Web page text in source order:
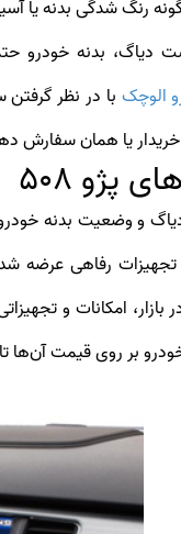
بدنه خودرو
الوچک با در نظر
یا همان سفارش
پژو 508
بر روی قیمت آن‌ها